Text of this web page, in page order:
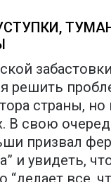
решить
страны, но
В свою
призвал
и увидеть,
“делает все,